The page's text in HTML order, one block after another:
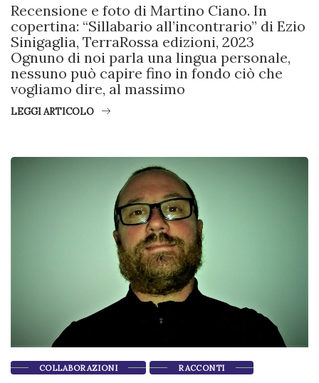
Recensione e foto di Martino Ciano. In
copertina: “Sillabario all’incontrario” di Ezio
Sinigaglia, TerraRossa edizioni, 2023
Ognuno di noi parla una lingua personale,
nessuno può capire fino in fondo ciò che
vogliamo dire, al massimo
LEGGI ARTICOLO
COLLABORAZIONI RACCONTI